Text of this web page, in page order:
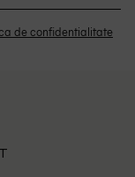
de confidentialitate